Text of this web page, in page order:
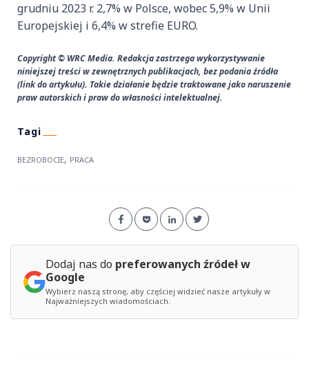
grudniu 2023 r. 2,7% w Polsce, wobec 5,9% w Unii
Europejskiej i 6,4% w strefie EURO.
Copyright © WRC Media. Redakcja zastrzega wykorzystywanie
niniejszej treści w zewnętrznych publikacjach, bez podania źródła
(link do artykułu). Takie działanie będzie traktowane jako naruszenie
praw autorskich i praw do własności intelektualnej.
BEZROBOCIE, PRACA
Dodaj nas do preferowanych źródeł w
Google
Wybierz naszą stronę, aby częściej widzieć nasze artykuły w
Najważniejszych wiadomościach.